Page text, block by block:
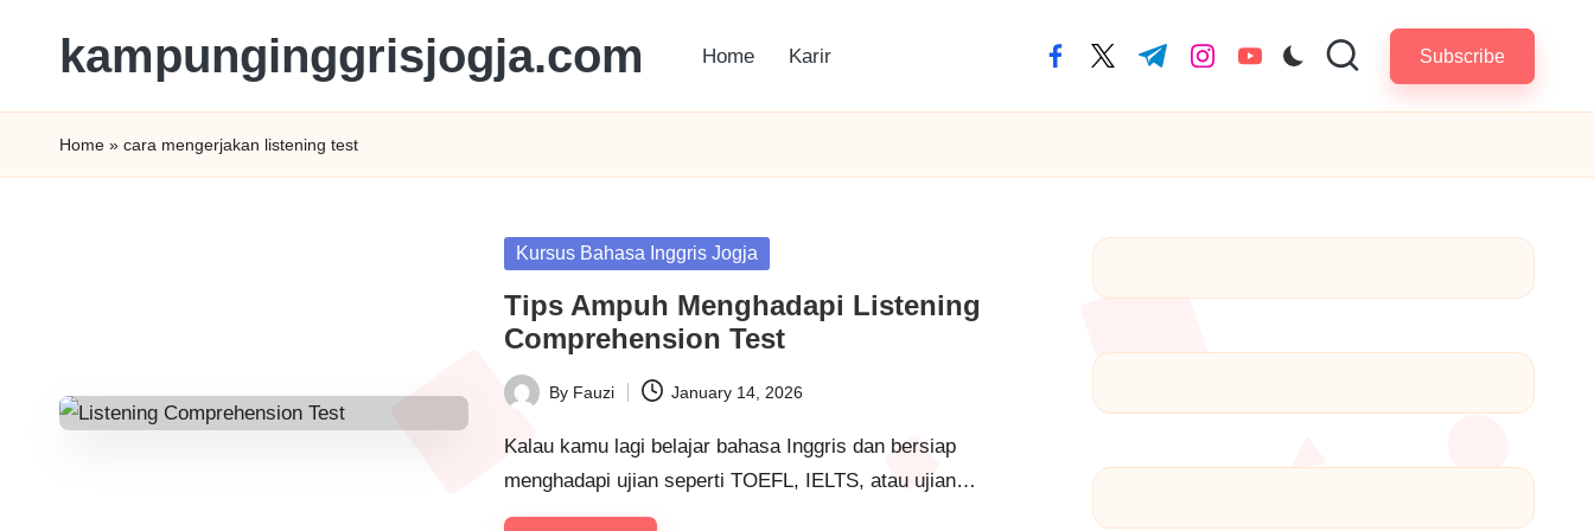
kampunginggrisjogja.com Home Karir Subscribe
Home » cara mengerjakan listening test
Kursus Bahasa Inggris Jogja
Tips Ampuh Menghadapi Listening
Comprehension Test
By Fauzi January 14, 2026
Kalau kamu lagi belajar bahasa Inggris dan bersiap
menghadapi ujian seperti TOEFL, IELTS, atau ujian…